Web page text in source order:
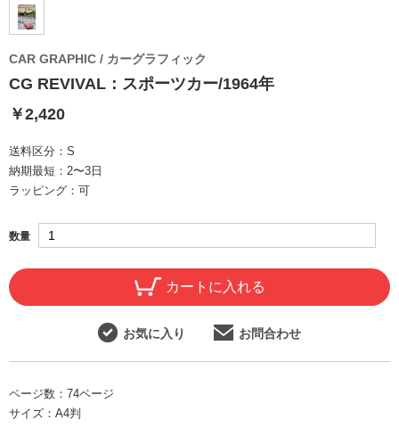
CAR GRAPHIC / カーグラフィック
CG REVIVAL：スポーツカー/1964年
￥2,420
送料区分： S
納期最短： 2〜3日
ラッピング： 可
数量
カートに入れる
お気に入り お問合わせ
ページ数： 74ページ
サイズ： A4判